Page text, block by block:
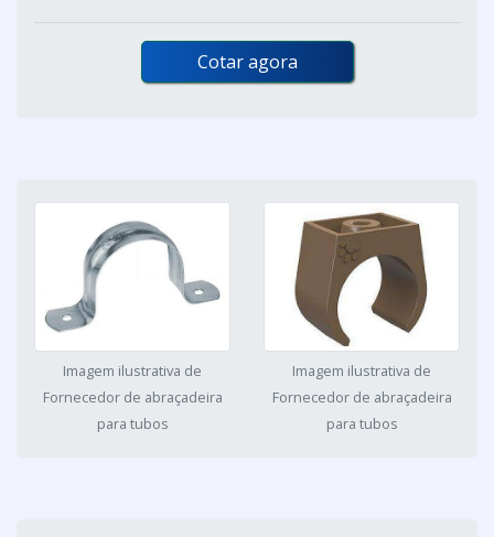
Cotar agora
Imagem ilustrativa de
Fornecedor de abraçadeira
para tubos
Imagem ilustrativa de
Fornecedor de abraçadeira
para tubos